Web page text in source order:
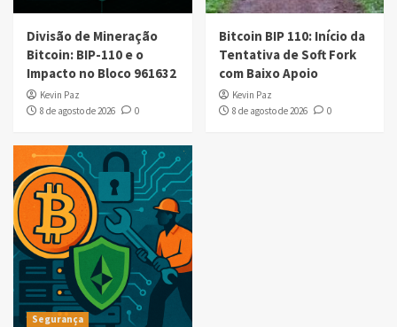
Divisão de Mineração
Bitcoin: BIP-110 e o
Impacto no Bloco 961632
Kevin Paz
8 de agosto de 2026
0
Bitcoin BIP 110: Início da
Tentativa de Soft Fork
com Baixo Apoio
Kevin Paz
8 de agosto de 2026
0
Segurança